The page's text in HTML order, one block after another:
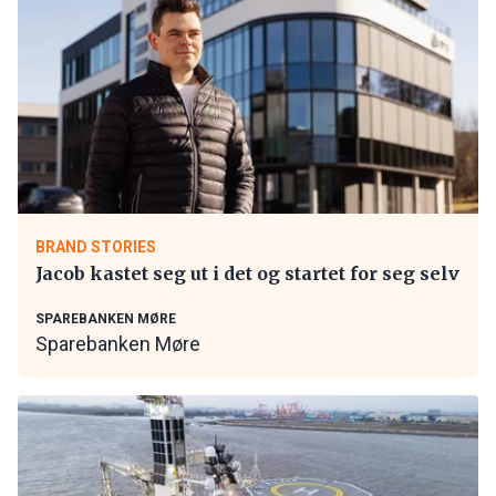
BRAND STORIES
Jacob kastet seg ut i det og startet for seg selv
SPAREBANKEN MØRE
Sparebanken Møre